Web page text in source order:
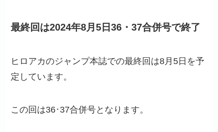
最終回は2024年8月5日36・37合併号で終了
ヒロアカのジャンプ本誌での最終回は8月5日を予
定しています。
この回は36･37合併号となります。